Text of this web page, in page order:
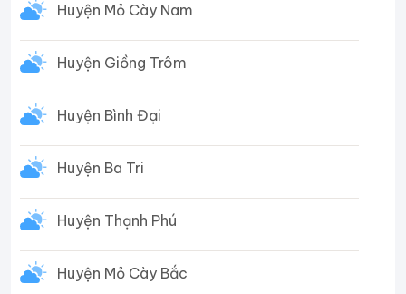
Huyện Mỏ Cày Nam
Huyện Giồng Trôm
Huyện Bình Đại
Huyện Ba Tri
Huyện Thạnh Phú
Huyện Mỏ Cày Bắc